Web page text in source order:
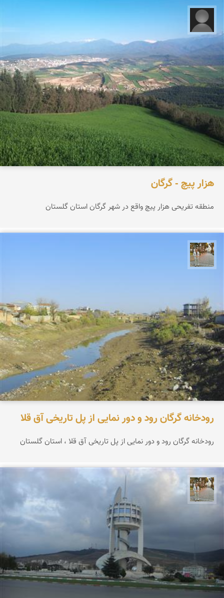
هزار پیچ - گرگان
منطقه تفریحی هزار پیچ واقع در شهر گرگان استان گلستان
رودخانه گرگان رود و دور نمایی از پل تاریخی آق قلا
رودخانه گرگان رود و دور نمایی از پل تاریخی آق قلا ، استان گلستان